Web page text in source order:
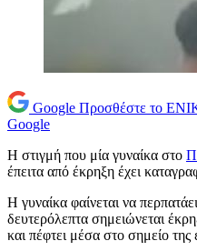
Google Προσθέστε το
Google
Η στιγμή που μία γυναίκα στο
έπειτα από έκρηξη έχει
Η γυναίκα φαίνεται να
δευτερόλεπτα σημειώνεται
και πέφτει μέσα στο σημείο της